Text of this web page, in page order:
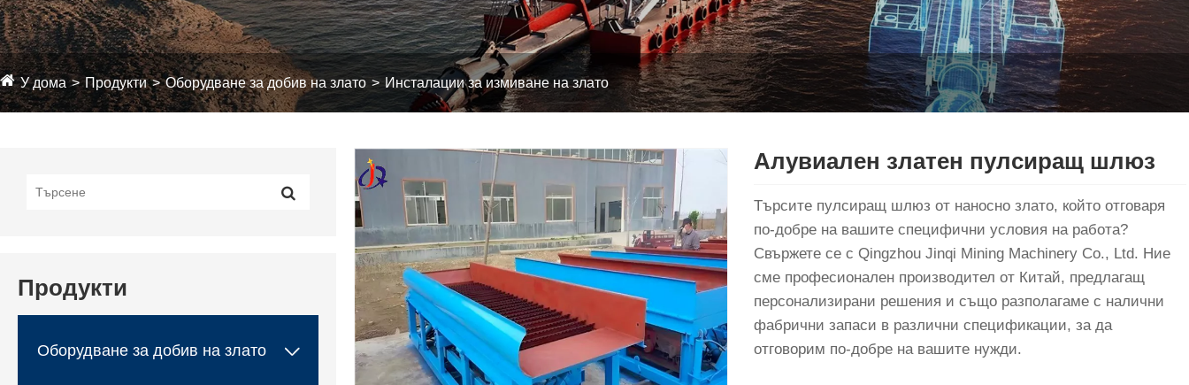
У дома Продукти Оборудване за добив на злато Инсталации за измиване на злато
Продукти
Оборудване за добив на злато 
Алувиален златен пулсиращ шлюз
Търсите пулсиращ шлюз от наносно злато, който отговаря
по-добре на вашите специфични условия на работа?
Свържете се с Qingzhou Jinqi Mining Machinery Co., Ltd. Ние
сме професионален производител от Китай, предлагащ
персонализирани решения и също разполагаме с налични
фабрични запаси в различни спецификации, за да
отговорим по-добре на вашите нужди.